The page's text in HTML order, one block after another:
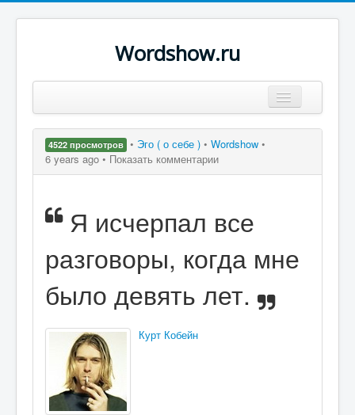
Wordshow.ru
Популярные цитаты
Поиск
4522 просмотров • Эго ( о себе ) • Wordshow •
6 years ago • Показать комментарии
Я исчерпал все
разговоры, когда мне
было девять лет.
Курт Кобейн